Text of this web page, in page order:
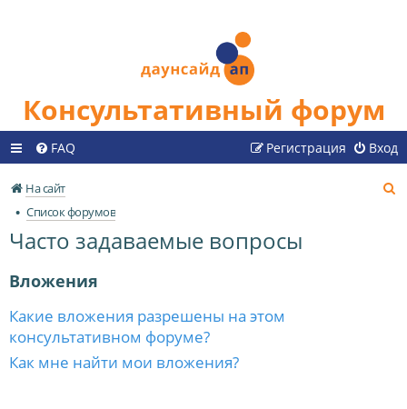
Консультативный форум
FAQ Вход
Регистрация
На сайт
Список форумов
Часто задаваемые вопросы
Вложения
Какие вложения разрешены на этом
консультативном форуме?
Как мне найти мои вложения?